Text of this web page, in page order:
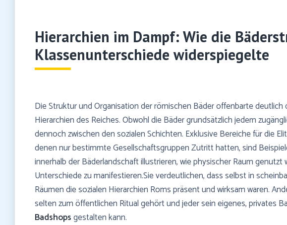
Hierarchien im Dampf: Wie die
Klassenunterschiede widerspiegelte
Die Struktur und Organisation der römischen Bäder offenbarte deutlich
Hierarchien des Reiches. Obwohl die Bäder grundsätzlich jedem
dennoch zwischen den sozialen Schichten. Exklusive Bereiche für die
denen nur bestimmte Gesellschaftsgruppen Zutritt hatten, sind
innerhalb der Bäderlandschaft illustrieren, wie physischer Raum genutzt
Unterschiede zu manifestieren.Sie verdeutlichen, dass selbst in
Räumen die sozialen Hierarchien Roms präsent und wirksam waren.
selten zum öffentlichen Ritual gehört und jeder sein eigenes, privates
Badshopsgestalten kann.